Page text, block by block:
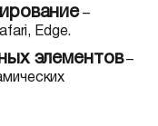
–
Edge.
элементов–